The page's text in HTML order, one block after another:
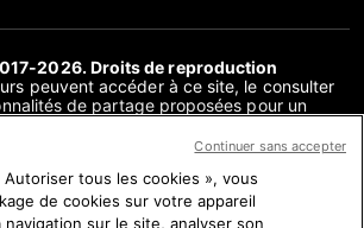
2026. Droits de reproduction
peuvent accéder à ce site, le consulter
de partage proposées pour un
distribution de tout ou partie du
signée avec l’AFP, est interdite. Les
le cadre de chaque factuel sont
de liens dans la mesure nécessaire à la
Autoriser tous les cookies », vous
de cookies sur votre appareil
navigation sur le site, analyser son
Continuer sans accepter